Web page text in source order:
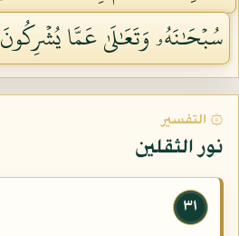
سُبۡحَٰنَهُۥ وَتَعَٰلَىٰ عَمَّا يُشۡرِكُونَ ١٨
۞ التفسير
نور الثقلين
٣١